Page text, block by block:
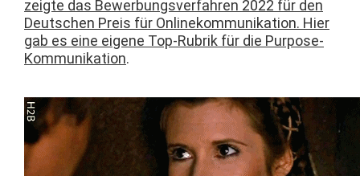
zeigte das Bewer­bungsver­fahren 2022 für den
Deutschen Preis für Onlinekom­mu­nika­tion. Hier
gab es eine eigene Top-Rubrik für die Pur­pose-
Kom­mu­nika­tion.